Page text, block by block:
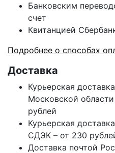
Банковским
счет
Квитанцией
Подробнее о способах
Доставка
Курьерская
Московской
рублей
Курьерская
СДЭК – от 230
Доставка почтой